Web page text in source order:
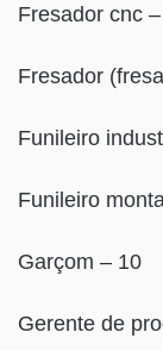
Fresador cnc
Fresador
Funileiro
Funileiro
Garçom – 10
Gerente de